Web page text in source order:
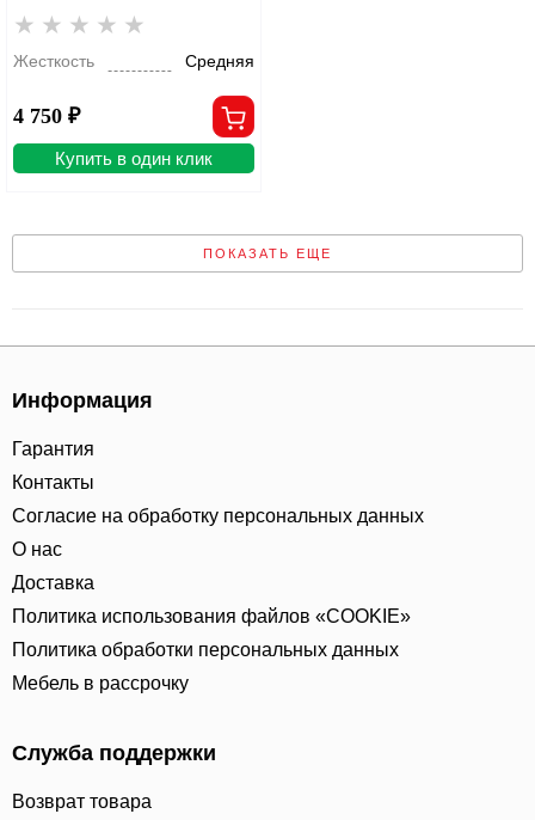
Жесткость Средняя
4 750 ₽
Купить в один клик
ПОКАЗАТЬ ЕЩЕ
Информация
Гарантия
Контакты
Согласие на обработку персональных данных
О нас
Доставка
Политика использования файлов «COOKIE»
Политика обработки персональных данных
Мебель в рассрочку
Служба поддержки
Возврат товара